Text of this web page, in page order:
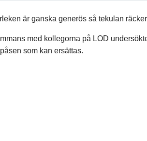
är ganska generös så tekulan
med kollegorna på LOD
som kan ersättas.